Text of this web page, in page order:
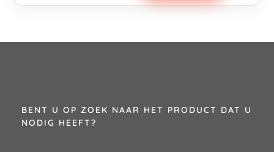
BENT U OP ZOEK NAAR HET PRODUCT DAT U
NODIG HEEFT?